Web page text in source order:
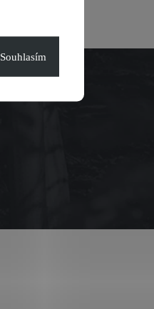
Souhlasím